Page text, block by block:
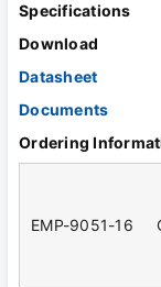
Specifications
Download
Datasheet
Documents
Ordering
EMP-9051-16